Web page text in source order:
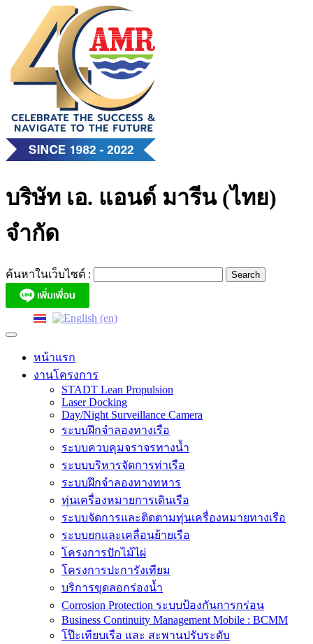
content
บริษัท เอ. แอนด์ มารีน (ไทย)
จำกัด
ค้นหาในเว็บไซต์ :
หน้าแรก
งานโครงการ
STADT Lean Propulsion
Laser Docking
Day/Night Surveillance Camera
ระบบฝึกจำลองทางเรือ
ระบบควบคุมจราจรทางน้ำ
ระบบบริหารจัดการท่าเรือ
ระบบฝึกจำลองทางทหาร
ทุ่นเครื่องหมายการเดินเรือ
ระบบจัดการและติดตามทุ่นเครื่องหมายทางเรือ
ระบบยกและเคลื่อนย้ายเรือ
โครงการปักไม้ไผ่
โครงการปะการังเทียม
บริการขุดลอกร่องน้ำ
Corrosion Protection ระบบป้องกันการกร่อน
Business Continuity Management Mobile : BCMM
โป๊ะเทียบเรือ และ สะพานปรับระดับ